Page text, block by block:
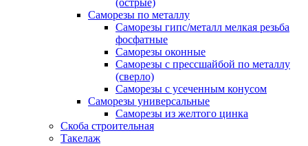
(острые)
Саморезы по металлу
Саморезы гипс/металл мелкая резьба
фосфатные
Саморезы оконные
Саморезы с прессшайбой по металлу
(сверло)
Саморезы с усеченным конусом
Саморезы универсальные
Саморезы из желтого цинка
Скоба строительная
Такелаж